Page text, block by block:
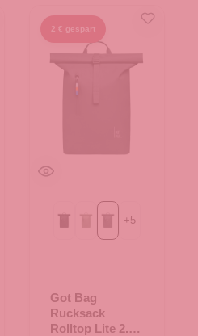
2 € gespart
Blackbassshark
+5
Got Bag
Rucksack
Rolltop Lite 2.0